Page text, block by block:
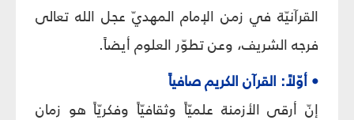
القرآنيّة في زمن الإمام المهديّ عجل الله تعالى
فرجه الشريف، وعن تطوّر العلوم أيضاً.
• أوّلاً: القرآن الكريم صافياً
إنّ أرقى الأزمنة علميّاً وثقافيّاً وفكريّاً هو زمان